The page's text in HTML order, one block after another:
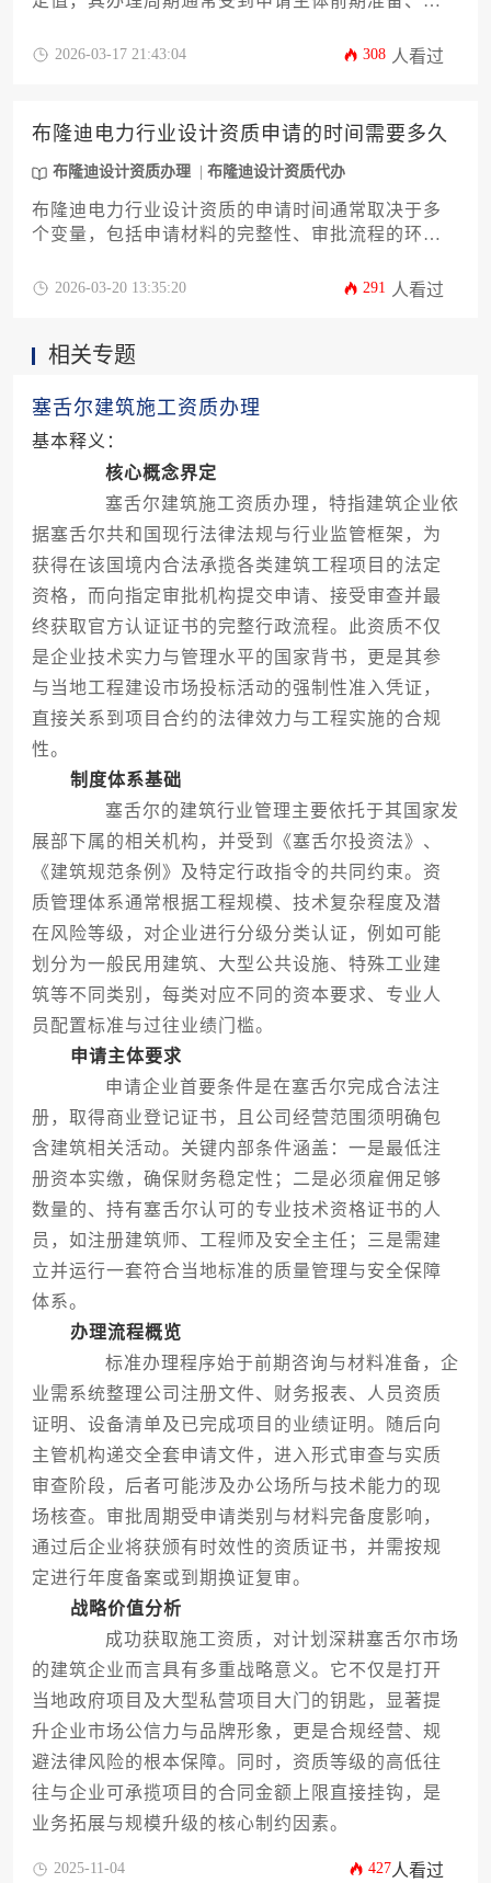
多重因素的综合影响，从数月到一年以上不等，进
2026-03-17 21:43:04 308 人看过
布隆迪电力行业设计资质申请的时间需要多久
布隆迪设计资质办理 布隆迪设计资质代办
布隆迪电力行业设计资质的申请时间通常取决于多
个变量，包括申请材料的完整性、审批流程的环节
到最终获批，整个过程可能持续数月甚至更长时
2026-03-20 13:35:20 291 人看过
相关专题
塞舌尔建筑施工资质办理
基本释义：
核心概念界定
塞舌尔建筑施工资质办理，特指建筑企业依
据塞舌尔共和国现行法律法规与行业监管框架，为
获得在该国境内合法承揽各类建筑工程项目的法定
资格，而向指定审批机构提交申请、接受审查并最
终获取官方认证证书的完整行政流程。此资质不仅
是企业技术实力与管理水平的国家背书，更是其参
与当地工程建设市场投标活动的强制性准入凭证，
直接关系到项目合约的法律效力与工程实施的合规
性。
制度体系基础
塞舌尔的建筑行业管理主要依托于其国家发
展部下属的相关机构，并受到《塞舌尔投资法》、
《建筑规范条例》及特定行政指令的共同约束。资
质管理体系通常根据工程规模、技术复杂程度及潜
在风险等级，对企业进行分级分类认证，例如可能
划分为一般民用建筑、大型公共设施、特殊工业建
筑等不同类别，每类对应不同的资本要求、专业人
员配置标准与过往业绩门槛。
申请主体要求
申请企业首要条件是在塞舌尔完成合法注
册，取得商业登记证书，且公司经营范围须明确包
含建筑相关活动。关键内部条件涵盖：一是最低注
册资本实缴，确保财务稳定性；二是必须雇佣足够
数量的、持有塞舌尔认可的专业技术资格证书的人
员，如注册建筑师、工程师及安全主任；三是需建
立并运行一套符合当地标准的质量管理与安全保障
体系。
办理流程概览
标准办理程序始于前期咨询与材料准备，企
业需系统整理公司注册文件、财务报表、人员资质
证明、设备清单及已完成项目的业绩证明。随后向
主管机构递交全套申请文件，进入形式审查与实质
审查阶段，后者可能涉及办公场所与技术能力的现
场核查。审批周期受申请类别与材料完备度影响，
通过后企业将获颁有时效性的资质证书，并需按规
定进行年度备案或到期换证复审。
战略价值分析
成功获取施工资质，对计划深耕塞舌尔市场
的建筑企业而言具有多重战略意义。它不仅是打开
当地政府项目及大型私营项目大门的钥匙，显著提
升企业市场公信力与品牌形象，更是合规经营、规
避法律风险的根本保障。同时，资质等级的高低往
往与企业可承揽项目的合同金额上限直接挂钩，是
业务拓展与规模升级的核心制约因素。
2025-11-04 427人看过